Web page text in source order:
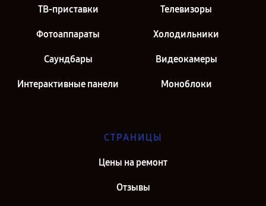
ТВ-приставки Телевизоры
Фотоаппараты Холодильники
Саундбары Видеокамеры
Интерактивные панели Моноблоки
СТРАНИЦЫ
Цены на ремонт
Отзывы